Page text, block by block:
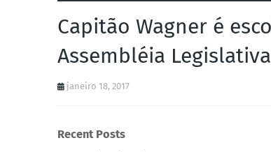
Capitão Wagner é
Assembléia Legislativa
janeiro 18, 2017
Recent Posts